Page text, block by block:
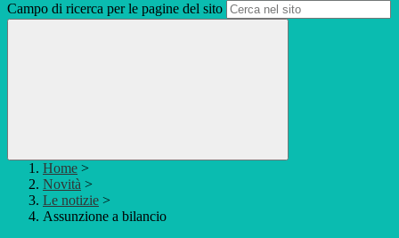
Campo di ricerca per le pagine del sito
Home >
Novità >
Le notizie >
Assunzione a bilancio